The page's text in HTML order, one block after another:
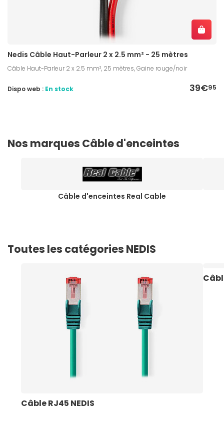
Nedis Câble Haut-Parleur 2 x 2.5 mm² - 25 mètres
Câble Haut-Parleur 2 x 2.5 mm², 25 mètres, Gaine rouge/noir
39€95
Dispo web : En stock
Nos marques Câble d'enceintes
Câble d'enceintes Real Cable
Toutes les catégories NEDIS
Câble RJ45 NEDIS